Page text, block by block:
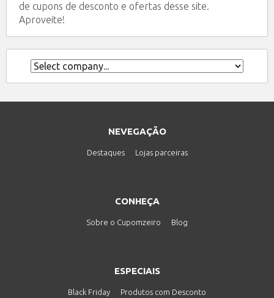
de cupons de desconto e ofertas desse site.
Aproveite!
NEVEGAÇÃO
Destaques Lojas parceiras
CONHEÇA
Sobre o Cupomzeiro Blog
ESPECIAIS
Black Friday Produtos com Desconto